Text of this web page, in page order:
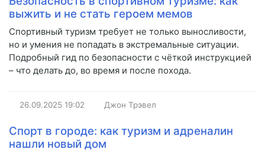
выжить и не стать героем мемов
Спортивный туризм требует не только выносливости,
но и умения не попадать в экстремальные ситуации.
Подробный гид по безопасности с чёткой инструкцией
– что делать до, во время и после похода.
26.09.2025 19:02 Джон Трэвел
Спорт в городе: как туризм и адреналин
нашли новый дом